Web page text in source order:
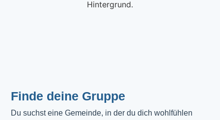
Finde deine Gruppe
Du suchst eine Gemeinde, in der du dich wohlfühlen